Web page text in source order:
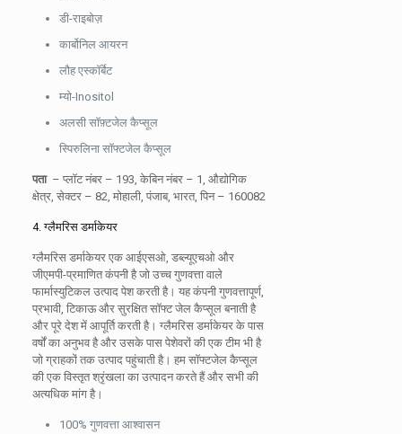
डी-राइबोज़
कार्बोनिल आयरन
लौह एस्कॉर्बेट
म्यो-Inositol
अलसी सॉफ़्टजेल कैप्सूल
स्पिरुलिना सॉफ्टजेल कैप्सूल
पता– प्लॉट नंबर – 193, केबिन नंबर – 1, औद्योगिक
क्षेत्र, सेक्टर – 82, मोहाली, पंजाब, भारत, पिन – 160082
4. ग्लैमरिस डर्माकेयर
ग्लैमरिस डर्माकेयर एक आईएसओ, डब्ल्यूएचओ और
जीएमपी-प्रमाणित कंपनी है जो उच्च गुणवत्ता वाले
फार्मास्युटिकल उत्पाद पेश करती है। यह कंपनी गुणवत्तापूर्ण,
प्रभावी, टिकाऊ और सुरक्षित सॉफ्ट जेल कैप्सूल बनाती है
और पूरे देश में आपूर्ति करती है। ग्लैमरिस डर्माकेयर के पास
वर्षों का अनुभव है और उसके पास पेशेवरों की एक टीम भी है
जो ग्राहकों तक उत्पाद पहुंचाती है। हम सॉफ्टजेल कैप्सूल
की एक विस्तृत श्रृंखला का उत्पादन करते हैं और सभी की
अत्यधिक मांग है।
100% गुणवत्ता आश्वासन